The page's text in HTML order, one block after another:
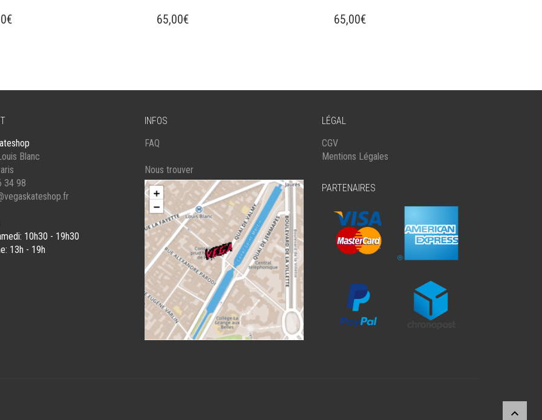
€
PRODUIT
CHOISIES
SUR
LA
PAGE
DU
PRODUIT
65,00€
PRODUIT
CHOISIES
SUR
LA
PRODUIT
65,00€
Blanc
34 98
10h30 - 19h30
13h - 19h
INFOS
FAQ
Nous trouver
LÉGAL
CGV
Mentions Légales
PARTENAIRES